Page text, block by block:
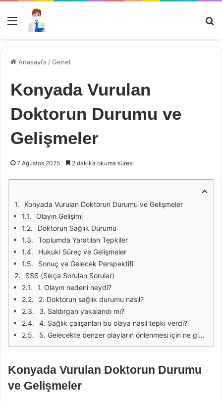
Menü
Anasayfa /Genel
Konyada Vurulan
Doktorun Durumu ve
Gelişmeler
7 Ağustos 2025 2 dakika okuma süresi
Konyada Vurulan Doktorun Durumu ve Gelişmeler
Olayın Gelişimi
Doktorun Sağlık Durumu
Toplumda Yaratılan Tepkiler
Hukuki Süreç ve Gelişmeler
Sonuç ve Gelecek Perspektifi
SSS (Sıkça Sorulan Sorular)
1. Olayın nedeni neydi?
2. Doktorun sağlık durumu nasıl?
3. Saldırgan yakalandı mı?
4. Sağlık çalışanları bu olaya nasıl tepki verdi?
5. Gelecekte benzer olayların önlenmesi için ne gibi önlemler alınmalı?
Konyada Vurulan Doktorun Durumu
ve Gelişmeler